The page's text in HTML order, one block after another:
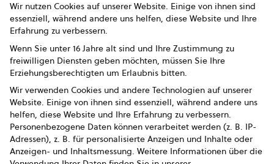
Presse
Impressum
Datenschutz
AGB
AGB Marketing GmbH
AGB Bildung
Wir nutzen Cookies auf unserer Website. Einige von ihnen sind
essenziell, während andere uns helfen, diese Website und Ihre
Erfahrung zu verbessern.
Wenn Sie unter 16 Jahre alt sind und Ihre Zustimmung zu
freiwilligen Diensten geben möchten, müssen Sie Ihre
Erziehungsberechtigten um Erlaubnis bitten.
Wir verwenden Cookies und andere Technologien auf unserer
Website. Einige von ihnen sind essenziell, während andere uns
helfen, diese Website und Ihre Erfahrung zu verbessern.
Personenbezogene Daten können verarbeitet werden (z. B. IP-
Adressen), z. B. für personalisierte Anzeigen und Inhalte oder
Anzeigen- und Inhaltsmessung. Weitere Informationen über die